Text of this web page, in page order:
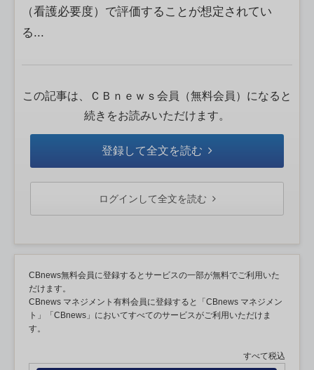
（看護必要度）で評価することが想定されてい
る...
この記事は、ＣＢｎｅｗｓ会員（無料会員）になると
続きをお読みいただけます。
登録して全文を読む
ログインして全文を読む
CBnews無料会員に登録するとサービスの一部が無料でご利用いた
だけます。
CBnews マネジメント有料会員に登録すると「CBnews マネジメン
ト」「CBnews」においてすべてのサービスがご利用いただけま
す。
すべて税込